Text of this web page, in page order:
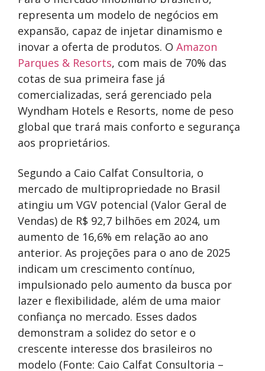
representa um modelo de negócios em
expansão, capaz de injetar dinamismo e
inovar a oferta de produtos. O Amazon
Parques & Resorts, com mais de 70% das
cotas de sua primeira fase já
comercializadas, será gerenciado pela
Wyndham Hotels e Resorts, nome de peso
global que trará mais conforto e segurança
aos proprietários.
Segundo a Caio Calfat Consultoria, o
mercado de multipropriedade no Brasil
atingiu um VGV potencial (Valor Geral de
Vendas) de R$ 92,7 bilhões em 2024, um
aumento de 16,6% em relação ao ano
anterior. As projeções para o ano de 2025
indicam um crescimento contínuo,
impulsionado pelo aumento da busca por
lazer e flexibilidade, além de uma maior
confiança no mercado. Esses dados
demonstram a solidez do setor e o
crescente interesse dos brasileiros no
modelo (Fonte: Caio Calfat Consultoria –